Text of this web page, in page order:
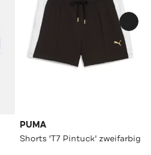
PUMA
Shorts 'T7 Pintuck' zweifarbig